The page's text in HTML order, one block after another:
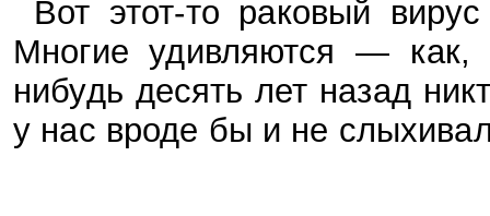
Вот этот-то раковый
Многие удивляются —
нибудь десять лет назад
у нас вроде бы и не